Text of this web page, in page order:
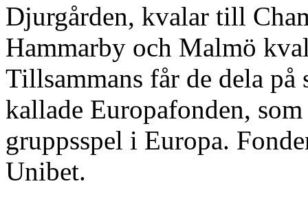
Djurgården, kvalar till
Hammarby och Malmö
Tillsammans får de dela
kallade Europafonden,
gruppsspel i Europa.
Unibet.